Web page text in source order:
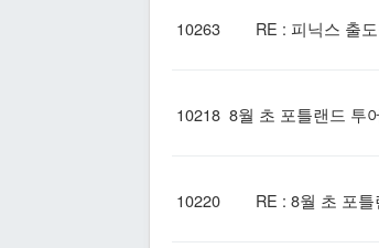
10263 RE : 피닉스 출도
10218 8월 초 포틀랜드 투
10220 RE : 8월 초 포틀